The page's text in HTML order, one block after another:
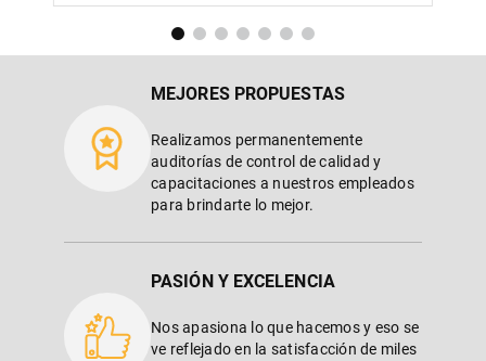
MEJORES PROPUESTAS
Realizamos permanentemente
auditorías de control de calidad y
capacitaciones a nuestros empleados
para brindarte lo mejor.
PASIÓN Y EXCELENCIA
Nos apasiona lo que hacemos y eso se
ve reflejado en la satisfacción de miles